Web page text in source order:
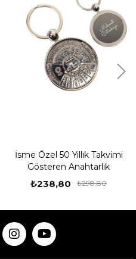
İsme Özel 50 Yıllık Takvimi
Gösteren Anahtarlık
₺238,80 ₺298,80